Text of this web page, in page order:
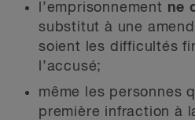
l’emprisonnement ne
substitut à une
soient les difficultés
l’accusé;
même les personnes
première infraction à